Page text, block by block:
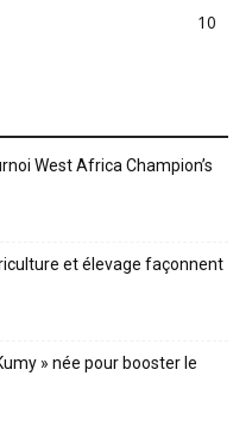
10
West Africa Champion’s
et élevage façonnent
» née pour booster le